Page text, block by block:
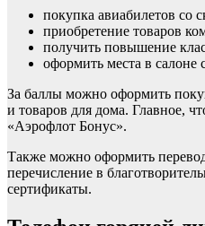
покупка авиабилетов со
приобретение товаров
получить повышение
оформить места в салоне
За баллы можно оформить
и товаров для дома. Главное,
«Аэрофлот Бонус».
Также можно оформить
перечисление в
сертификаты.